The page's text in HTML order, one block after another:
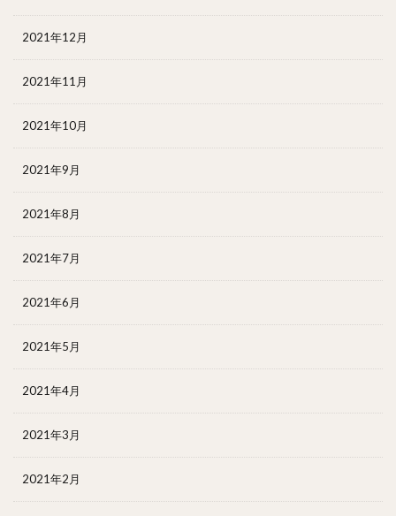
2021年12月
2021年11月
2021年10月
2021年9月
2021年8月
2021年7月
2021年6月
2021年5月
2021年4月
2021年3月
2021年2月